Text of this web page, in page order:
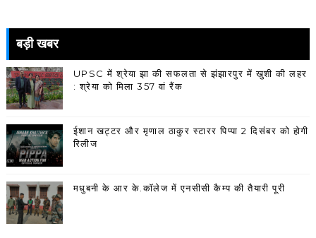
बड़ी खबर
UPSC में श्रेया झा की सफलता से झंझारपुर में खुशी की लहर
: श्रेया को मिला 357 वां रैंक
ईशान खट्टर और मृणाल ठाकुर स्टारर पिप्पा 2 दिसंबर को होगी
रिलीज
मधुबनी के आर के.कॉलेज में एनसीसी कैम्प की तैयारी पूरी